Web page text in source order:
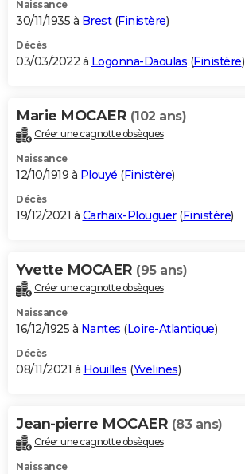
Naissance
30/11/1935 à Brest(Finistère)
Décès
03/03/2022 à Logonna-Daoulas (Finistère)
Marie MOCAER (102 ans)
Créer une cagnotte obsèques
Naissance
12/10/1919 à Plouyé (Finistère)
Décès
19/12/2021 à Carhaix-Plouguer(Finistère)
Yvette MOCAER (95 ans)
Créer une cagnotte obsèques
Naissance
16/12/1925 à Nantes (Loire-Atlantique)
Décès
08/11/2021 à Houilles (Yvelines)
Jean-pierre MOCAER (83 ans)
Créer une cagnotte obsèques
Naissance